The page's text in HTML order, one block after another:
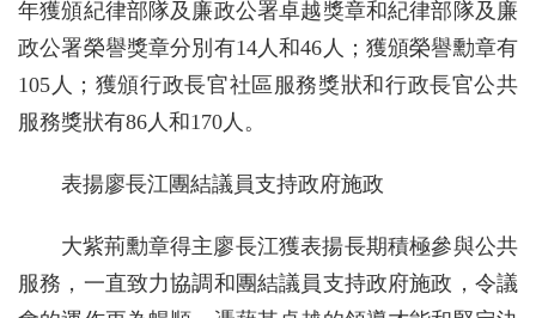
年獲頒紀律部隊及廉政公署卓越獎章和紀律部隊及廉
政公署榮譽獎章分別有14人和46人；獲頒榮譽勳章有
105人；獲頒行政長官社區服務獎狀和行政長官公共
服務獎狀有86人和170人。
表揚廖長江團結議員支持政府施政
大紫荊勳章得主廖長江獲表揚長期積極參與公共
服務，一直致力協調和團結議員支持政府施政，令議